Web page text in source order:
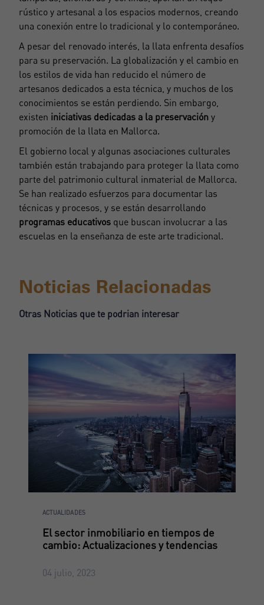
rústico y artesanal a los espacios modernos, creando
una conexión entre lo tradicional y lo contemporáneo.
A pesar del renovado interés, la llata enfrenta desafíos
para su preservación. La globalización y el cambio en
los estilos de vida han reducido el número de
artesanos dedicados a esta técnica, y muchos de los
conocimientos se están perdiendo. Sin embargo,
existen iniciativas dedicadas a la preservación y
promoción de la llata en Mallorca.
El gobierno local y algunas asociaciones culturales
también están trabajando para proteger la llata como
parte del patrimonio cultural inmaterial de Mallorca.
Se han realizado esfuerzos para documentar las
técnicas y procesos, y se están desarrollando
programas educativos que buscan involucrar a las
escuelas en la enseñanza de este arte tradicional.
Noticias Relacionadas
Otras Noticias que te podrian interesar
ACTUALIDADES
El sector inmobiliario en tiempos de
cambio: Actualizaciones y tendencias
04 julio, 2023
Registrarse